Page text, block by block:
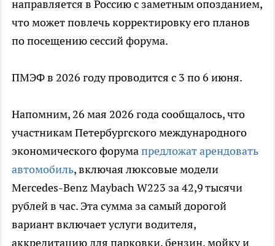
направляется в Россию с заметным опозданием,
что может повлечь корректировку его планов
по посещению сессий форума.
ПМЭФ в 2026 году проводится с 3 по 6 июня.
Напомним, 26 мая 2026 года сообщалось, что
участникам Петербургского международного
экономического форумапредложат арендовать
автомобиль, включая люксовые модели
Mercedes-Benz Maybach W223 за 42,9 тысячи
рублей в час. Эта сумма за самый дорогой
вариант включает услуги водителя,
аккредитацию для парковки, бензин, мойку и